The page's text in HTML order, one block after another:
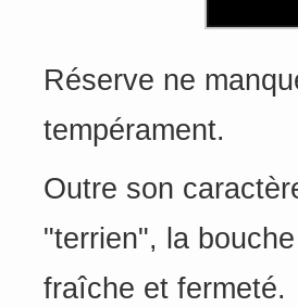
Réserve ne
tempérament.
Outre son
"terrien", la
fraîche et